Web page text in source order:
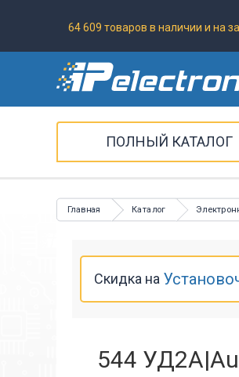
64 609 товаров в наличии и на
ПОЛНЫЙ КАТАЛОГ
Главная Каталог
Скидка на
544